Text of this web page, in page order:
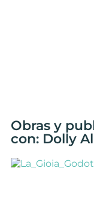
Obras y
con: Dolly